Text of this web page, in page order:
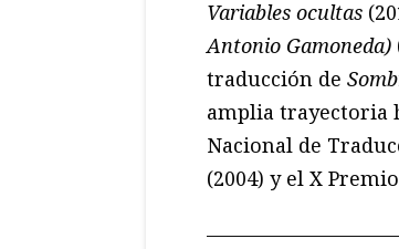
Variables ocultas
Antonio Gamoneda)
traducción de
amplia trayectoria
Nacional de
(2004) y el X